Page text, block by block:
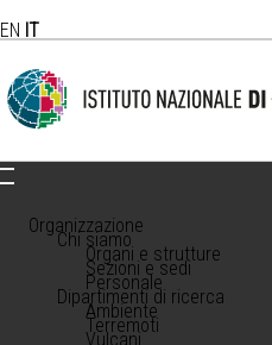
EN IT
Organizzazione
Chi siamo
Organi e strutture
Sezioni e sedi
Personale
Dipartimenti di ricerca
Ambiente
Terremoti
Vulcani